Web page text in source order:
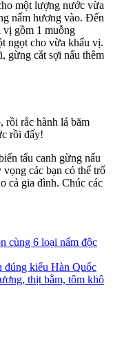
một lượng nước vừa
nấm hương vào. Đến
vị gồm 1 muỗng
ngọt cho vừa khẩu vị.
gừng cắt sợi nấu thêm
rồi rắc hành lá băm
rồi đấy!
tấu canh gừng nấu
các bạn có thể trổ
cả gia đình. Chúc các
cùng 6 loại nấm độc
đúng kiểu Hàn Quốc
thịt bằm, tôm khô